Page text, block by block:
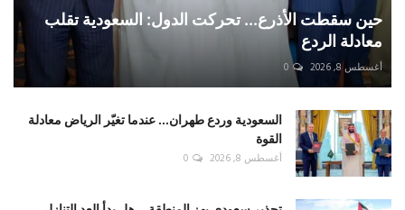
حين سقطت الأذرع... تحركت الدول: السعودية تقلب
معادلة الردع
أغسطس 8, 2026 0
السعودية وردع طهران... عندما تغيّر الرياض معادلة
القوة
أغسطس 8, 2026 0